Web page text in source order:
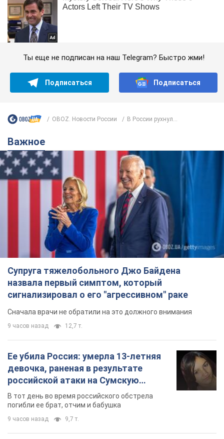
Ты еще не подписан на наш Telegram? Быстро жми!
Подписаться Подписаться
OBOZ. Новости России В России рухнул...
Важное
Супруга тяжелобольного Джо Байдена
назвала первый симптом, который
сигнализировал о его "агрессивном" раке
Сначала врачи не обратили на это должного внимания
9 часов назад 12,7 т.
Ее убила Россия: умерла 13-летняя
девочка, раненая в результате
российской атаки на Сумскую
область. Фото
В тот день во время российского обстрела
погибли ее брат, отчим и бабушка
9 часов назад 9,7 т.